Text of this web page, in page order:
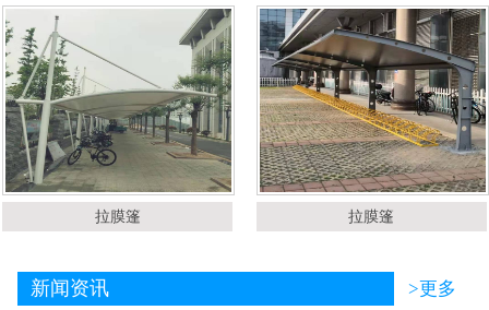
拉膜篷 拉膜篷
新闻资讯 >更多